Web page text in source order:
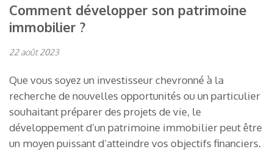
Comment développer son patrimoine
immobilier ?
22 août 2023
Que vous soyez un investisseur chevronné à la
recherche de nouvelles opportunités ou un particulier
souhaitant préparer des projets de vie, le
développement d’un patrimoine immobilier peut être
un moyen puissant d’atteindre vos objectifs financiers.